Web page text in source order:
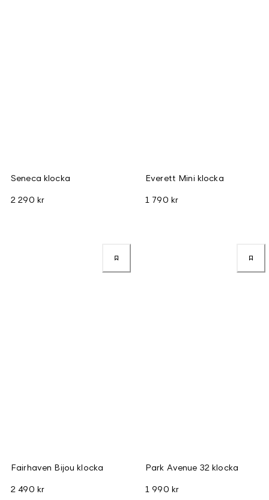
Seneca klocka
2 290 kr
Everett Mini klocka
1 790 kr
Fairhaven Bijou klocka
2 490 kr
Park Avenue 32 klocka
1 990 kr